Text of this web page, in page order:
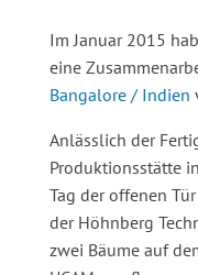
Im Januar 2015
eine
Bangalore / Indien
Anlässlich der
Produktionsstätte
Tag der offenen
der Höhnberg
zwei Bäume auf